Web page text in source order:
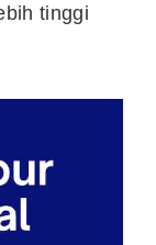
tinggi